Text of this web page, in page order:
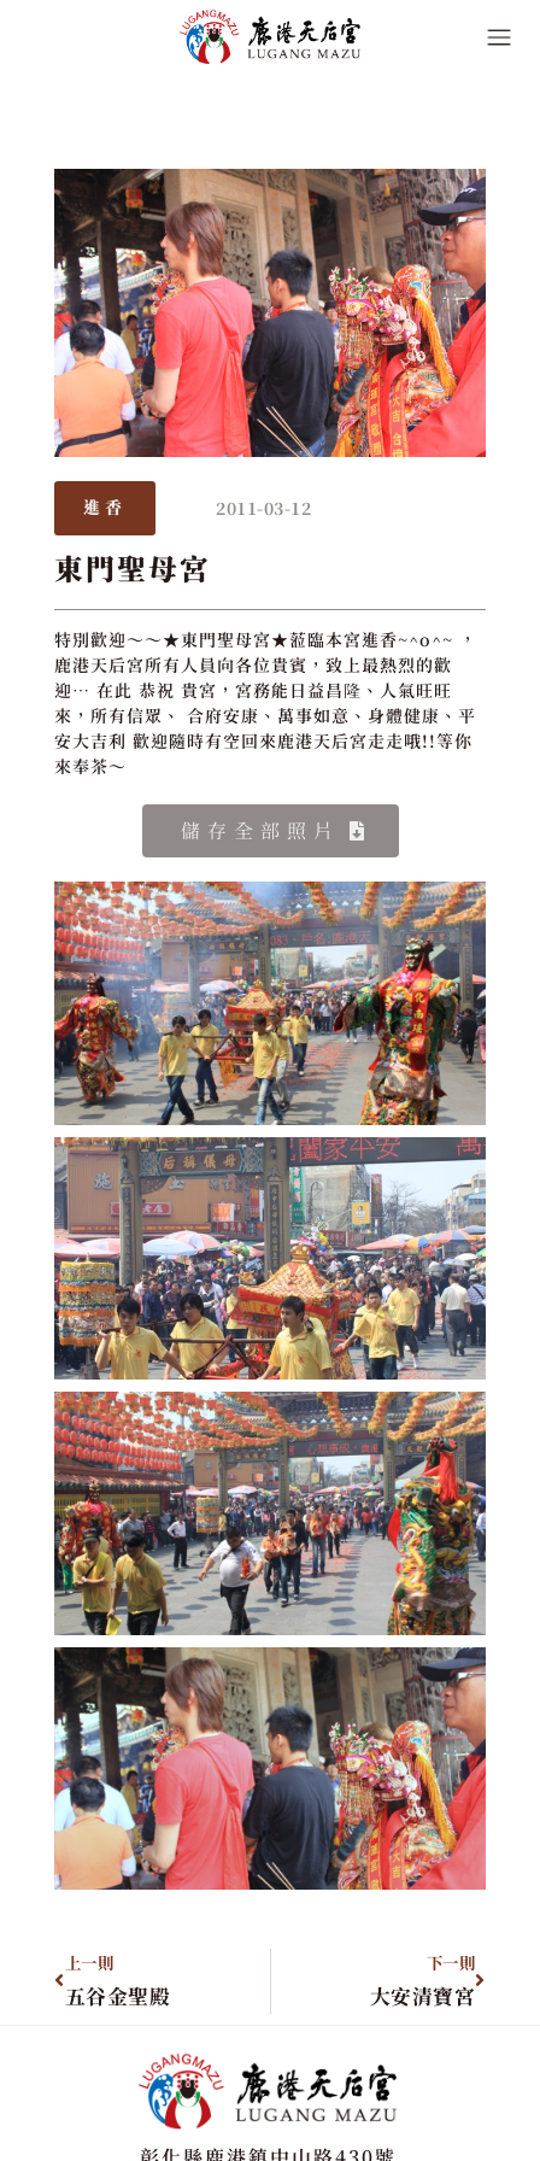
進香 2011-03-12
東門聖母宮
特別歡迎～～★東門聖母宮★蒞臨本宮進香~^o^~ ，
鹿港天后宮所有人員向各位貴賓，致上最熱烈的歡
迎… 在此 恭祝 貴宮，宮務能日益昌隆、人氣旺旺
來，所有信眾、 合府安康、萬事如意、身體健康、平
安大吉利 歡迎隨時有空回來鹿港天后宮走走哦!!等你
來奉茶～
儲存全部照片
上一則
五谷金聖殿
下一則
大安清寶宮